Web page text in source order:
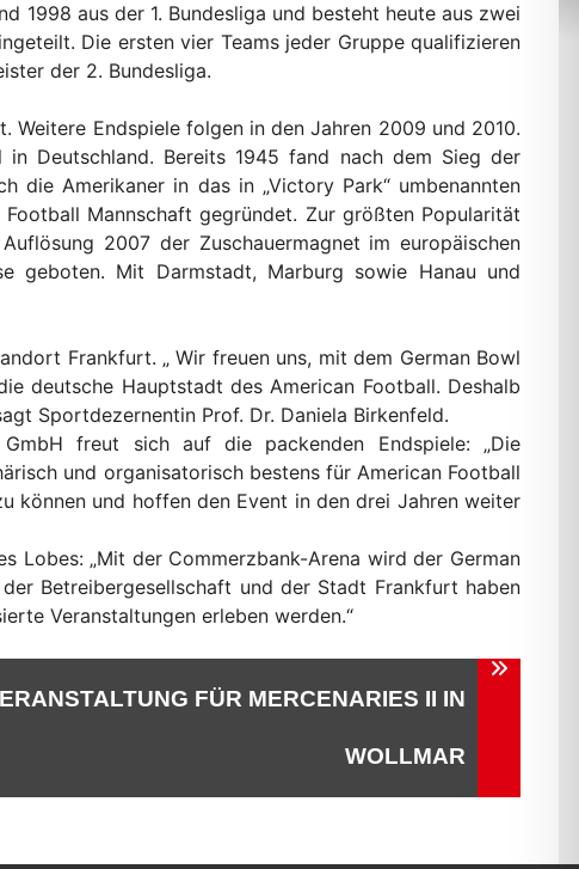
1998 aus der 1. Bundesliga und besteht heute aus zwei
Die ersten vier Teams jeder Gruppe qualifizieren
der 2. Bundesliga.
Endspiele folgen in den Jahren 2009 und 2010.
Deutschland. Bereits 1945 fand nach dem Sieg der
die Amerikaner in das in „Victory Park“ umbenannten
Mannschaft gegründet. Zur größten Popularität
2007 der Zuschauermagnet im europäischen
geboten. Mit Darmstadt, Marburg sowie Hanau und
Frankfurt. „ Wir freuen uns, mit dem German Bowl
deutsche Hauptstadt des American Football. Deshalb
Sportdezernentin Prof. Dr. Daniela Birkenfeld.
freut sich auf die packenden Endspiele: „Die
und organisatorisch bestens für American Football
können und hoffen den Event in den drei Jahren weiter
Lobes: „Mit der Commerzbank-Arena wird der German
Betreibergesellschaft und der Stadt Frankfurt haben
Veranstaltungen erleben werden.“
FÜR MERCENARIES II IN
WOLLMAR